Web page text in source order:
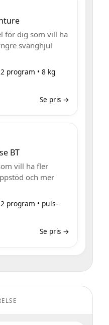
för dig som vill ha
svänghjul
program • 8 kg
Se pris →
BT
vill ha fler
och mer
program • puls-
Se pris →